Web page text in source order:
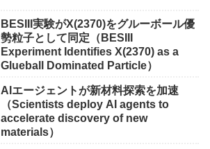
BESIII実験がX(2370)をグルーボール優
勢粒子として同定（BESIII
Experiment Identifies X(2370) as a
Glueball Dominated Particle）
AIエージェントが新材料探索を加速
（Scientists deploy AI agents to
accelerate discovery of new
materials）